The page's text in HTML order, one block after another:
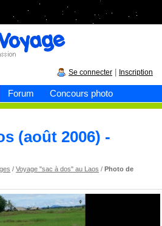
Forum Concours photo
Se connecter Inscription
(août 2006) -
/Voyage "sac à dos" au Laos /Photo de